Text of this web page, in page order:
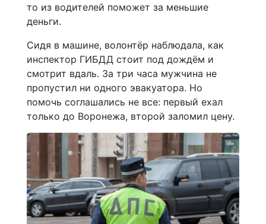
то из водителей поможет за меньшие
деньги.
Сидя в машине, волонтёр наблюдала, как
инспектор ГИБДД стоит под дождём и
смотрит вдаль. За три часа мужчина не
пропустил ни одного эвакуатора. Но
помочь соглашались не все: первый ехал
только до Воронежа, второй заломил цену.